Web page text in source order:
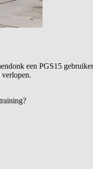
een PGS15